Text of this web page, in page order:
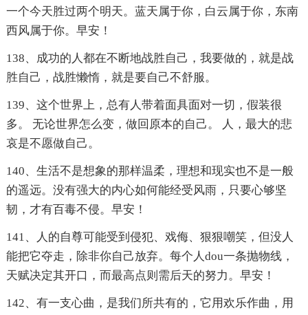
一个今天胜过两个明天。蓝天属于你，白云属于你，东南
西风属于你。早安！
138、成功的人都在不断地战胜自己，我要做的，就是战
胜自己，战胜懒惰，就是要自己不舒服。
139、这个世界上，总有人带着面具面对一切，假装很
多。 无论世界怎么变，做回原本的自己。 人，最大的悲
哀是不愿做自己。
140、生活不是想象的那样温柔，理想和现实也不是一般
的遥远。没有强大的内心如何能经受风雨，只要心够坚
韧，才有百毒不侵。早安！
141、人的自尊可能受到侵犯、戏侮、狠狠嘲笑，但没人
能把它夺走，除非你自己放弃。每个人dou一条抛物线，
天赋决定其开口，而最高点则需后天的努力。早安！
142、有一支心曲，是我们所共有的，它用欢乐作曲，用